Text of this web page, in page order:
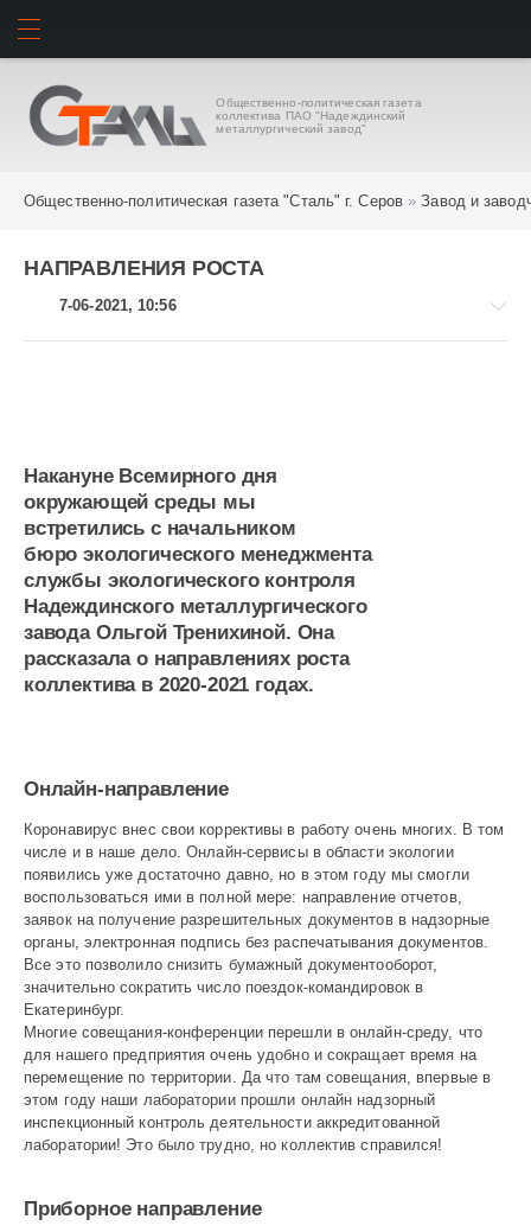
Общественно-политическая газета
коллектива ПАО "Надеждинский
металлургический завод"
Общественно-политическая газета "Сталь" г. Серов »Завод и
НАПРАВЛЕНИЯ РОСТА
7-06-2021, 10:56
заводчане
782
Накануне Всемирного дня
окружающей среды мы
встретились с начальником
бюро экологического менеджмента
службы экологического контроля
Надеждинского металлургического
завода Ольгой Тренихиной. Она
рассказала о направлениях роста
коллектива в 2020-2021 годах.
Онлайн-направление
Коронавирус внес свои коррективы в работу очень многих. В том
числе и в наше дело. Онлайн-сервисы в области экологии
появились уже достаточно давно, но в этом году мы смогли
воспользоваться ими в полной мере: направление отчетов,
заявок на получение разрешительных документов в надзорные
органы, электронная подпись без распечатывания документов.
Все это позволило снизить бумажный документооборот,
значительно сократить число поездок-командировок в
Екатеринбург.
Многие совещания-конференции перешли в онлайн-среду, что
для нашего предприятия очень удобно и сокращает время на
перемещение по территории. Да что там совещания, впервые в
этом году наши лаборатории прошли онлайн надзорный
инспекционный контроль дея­тельности аккредитованной
лаборатории! Это было трудно, но коллектив справился!
Приборное направление